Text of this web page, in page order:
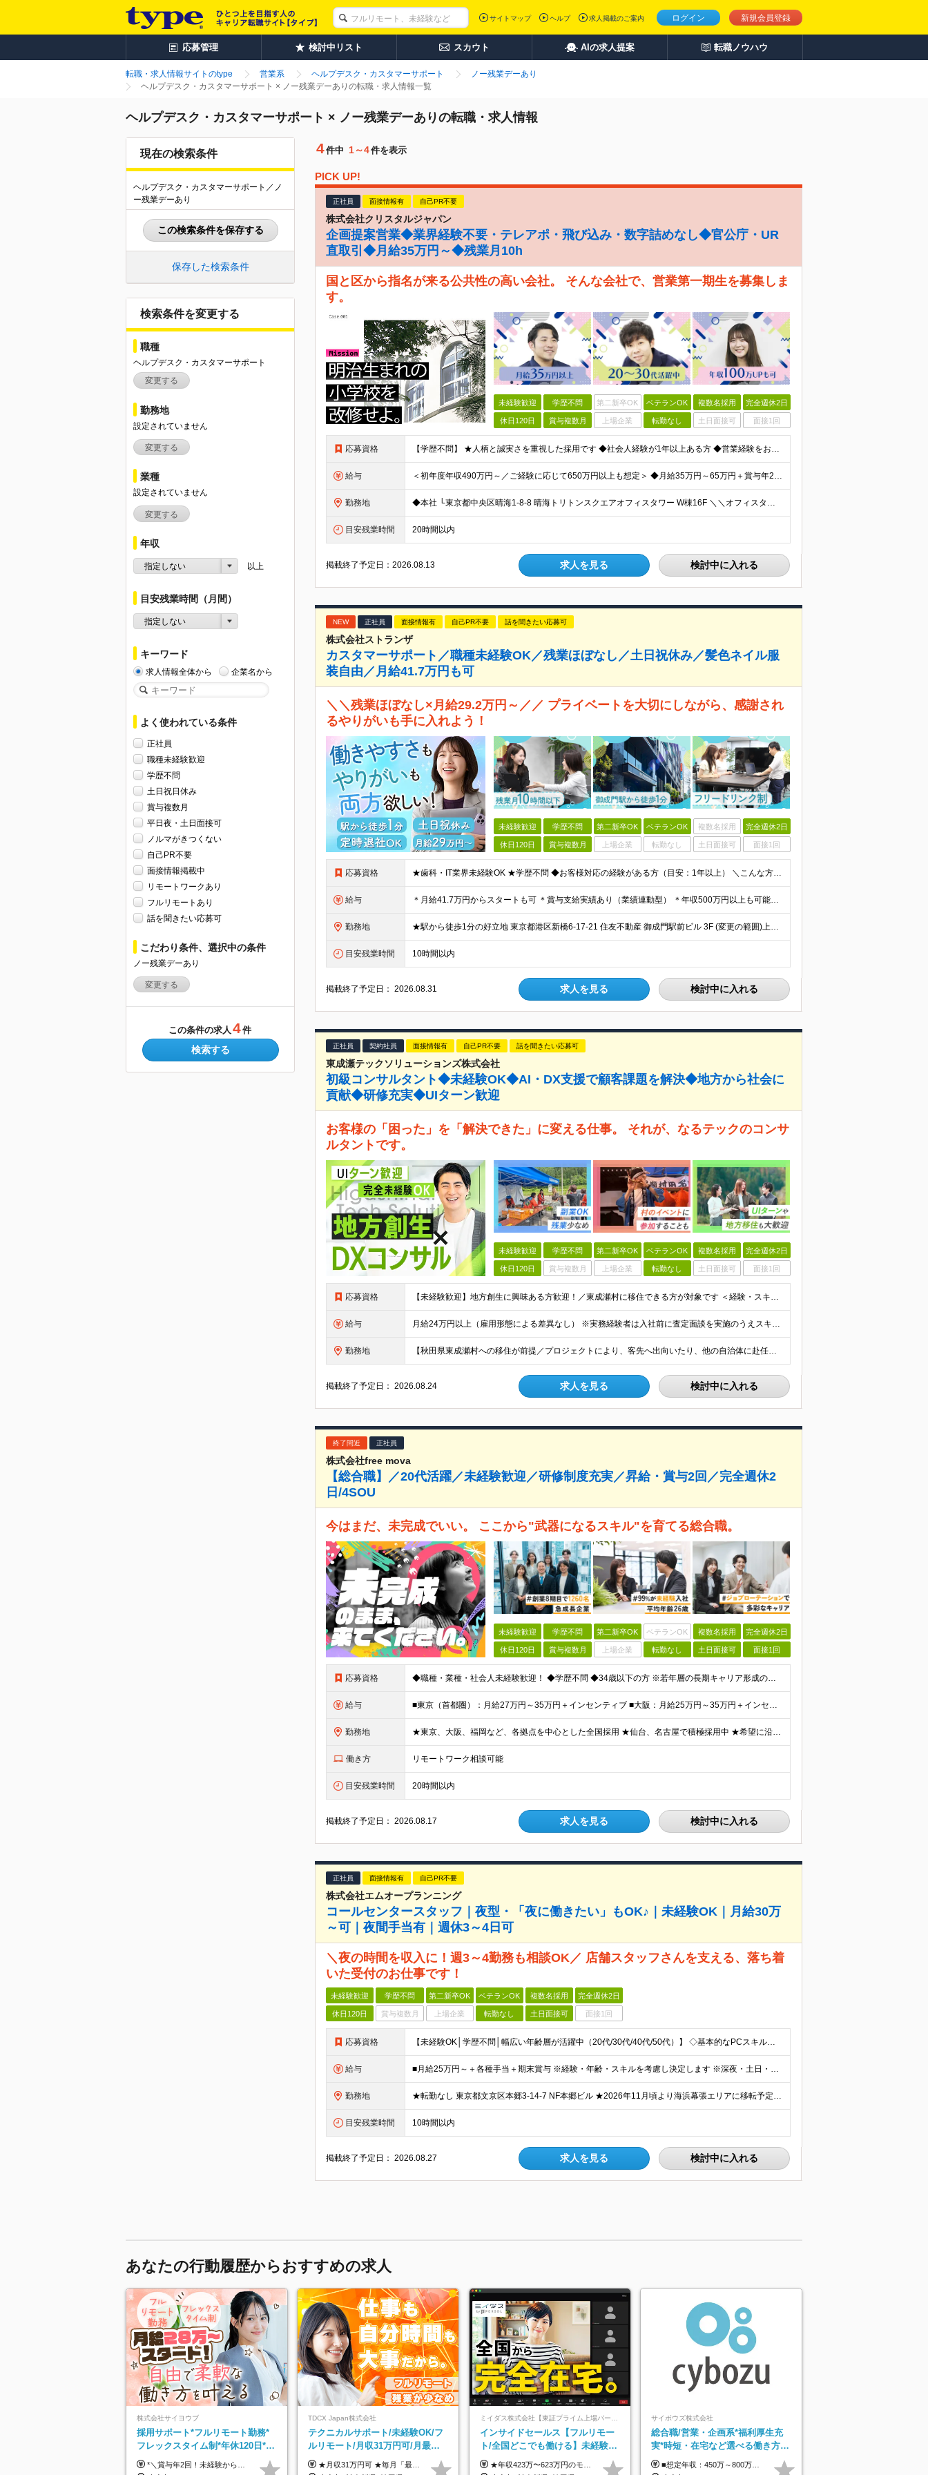
ログイン 新規会員登録
サイトマップ ヘルプ 求人掲載のご案内
応募管理 検討中リスト スカウト AIの求人提案 転職ノウハウ
転職・求人情報サイトのtype 営業系 ヘルプデスク・カスタマーサポート
ノー残業デーあり
ヘルプデスク・カスタマーサポート × ノー残業デーありの転職・求人情報一覧
ヘルプデスク・カスタマーサポート × ノー残業デーありの転職・求人情報
現在の検索条件
ヘルプデスク・カスタマーサポート／ノ
ー残業デーあり
この検索条件を保存する
保存した検索条件
検索条件を変更する
職種
ヘルプデスク・カスタマーサポート
変更する
勤務地
設定されていません
変更する
業種
設定されていません
変更する
年収
指定しない 以上
目安残業時間（月間）
指定しない
キーワード
求人情報全体から 企業名から
よく使われている条件
正社員
職種未経験歓迎
学歴不問
土日祝日休み
賞与複数月
平日夜・土日面接可
ノルマがきつくない
自己PR不要
面接情報掲載中
リモートワークあり
フルリモートあり
話を聞きたい応募可
こだわり条件、選択中の条件
ノー残業デーあり
変更する
この条件の求人 4件
検索する
4件中 1～4件を表示
PICK UP!
正社員 面接情報有 自己PR不要
株式会社クリスタルジャパン
企画提案営業◆業界経験不要・テレアポ・飛び込み・数字詰めなし◆官公庁・UR
直取引◆月給35万円～◆残業月10h
国と区から指名が来る公共性の高い会社。 そんな会社で、営業第一期生を募集しま
す。
未経験歓迎 学歴不問 第二新卒OK ベテランOK 複数名採用 完全週休2日
休日120日 賞与複数月 上場企業 転勤なし 土日面接可 面接1回
応募資格 【学歴不問】 ★人柄と誠実さを重視した採用です ◆社会人経験が1年以上ある方 ◆営業経験をお持ちの方は優遇します（法人・個人、業界・商材は不問） ※業界知識・建築知識は不要です。入社後に案件と先輩
給与 ＜初年度年収490万円～／ご経験に応じて650万円以上も想定＞ ◆月給35万円～65万円＋賞与年2回（7月・12月） 【なぜこの給与を払えるのか】 UR都市機構様・日本郵政様・官公庁との直取引で中間
勤務地 ◆本社 └東京都中央区晴海1-8-8 晴海トリトンスクエアオフィスタワー W棟16F ＼＼オフィスタワー内には商業施設が多数併設／／ カフェやレストラン、コンビニやスーパー、 100円ショップなど様
目安残業時間 20時間以内
掲載終了予定日：2026.08.13 求人を見る 検討中に入れる
NEW 正社員 面接情報有 自己PR不要 話を聞きたい応募可
株式会社ストランザ
カスタマーサポート／職種未経験OK／残業ほぼなし／土日祝休み／髪色ネイル服
装自由／月給41.7万円も可
＼＼残業ほぼなし×月給29.2万円～／／ プライベートを大切にしながら、感謝され
るやりがいも手に入れよう！
未経験歓迎 学歴不問 第二新卒OK ベテランOK 複数名採用 完全週休2日
休日120日 賞与複数月 上場企業 転勤なし 土日面接可 面接1回
応募資格 ★歯科・IT業界未経験OK ★学歴不問 ◆お客様対応の経験がある方（目安：1年以上） ＼こんな方はすぐにご活躍いただけます／ ※必須ではございませんので、ご安心ください！ ◇医科や歯科業界で働いた
給与 ＊月給41.7万円からスタートも可 ＊賞与支給実績あり（業績連動型） ＊年収500万円以上も可能！ 月給292,000円～417,000円 ※月給は経験・スキルを考慮し決定しています ※給与には固
勤務地 ★駅から徒歩1分の好立地 東京都港区新橋6-17-21 住友不動産 御成門駅前ビル 3F (変更の範囲)上記を除く当社関連勤務地
目安残業時間 10時間以内
掲載終了予定日：2026.08.31 求人を見る 検討中に入れる
正社員 契約社員 面接情報有 自己PR不要 話を聞きたい応募可
東成瀬テックソリューションズ株式会社
初級コンサルタント◆未経験OK◆AI・DX支援で顧客課題を解決◆地方から社会に
貢献◆研修充実◆UIターン歓迎
お客様の「困った」を「解決できた」に変える仕事。 それが、なるテックのコンサ
ルタントです。
未経験歓迎 学歴不問 第二新卒OK ベテランOK 複数名採用 完全週休2日
休日120日 賞与複数月 上場企業 転勤なし 土日面接可 面接1回
応募資格 【未経験歓迎】地方創生に興味ある方歓迎！／東成瀬村に移住できる方が対象です ＜経験・スキルは問いません！＞ ★学歴不問 ★IT業界・コンサルタント未経験者も歓迎 ★第二新卒、社会人経験の浅い方もOK
給与 月給24万円以上（雇用形態による差異なし） ※実務経験者は入社前に査定面談を実施のうえスキルや実績をベースに別途提示します。 ※IT・WEB業界の経験が5年以上ある方は、別途査定のうえ給与を決定します
勤務地 【秋田県東成瀬村への移住が前提／プロジェクトにより、客先へ出向いたり、他の自治体に赴任する可能性があります】 秋田県雄勝郡東成瀬村田子内仙人下30-1 東成瀬村山村開発センター内 ★紅茶とコーヒーが無
掲載終了予定日：2026.08.24 求人を見る 検討中に入れる
終了間近 正社員
株式会社free mova
【総合職】／20代活躍／未経験歓迎／研修制度充実／昇給・賞与2回／完全週休2
日/4SOU
今はまだ、未完成でいい。 ここから"武器になるスキル"を育てる総合職。
未経験歓迎 学歴不問 第二新卒OK ベテランOK 複数名採用 完全週休2日
休日120日 賞与複数月 上場企業 転勤なし 土日面接可 面接1回
応募資格 ◆職種・業種・社会人未経験歓迎！ ◆学歴不問 ◆34歳以下の方 ※若年層の長期キャリア形成のため ◎メンバーの99％が未経験入社 ◎人柄・ポテンシャル重視採用 ◎早期から活躍したい方大歓迎 経験や
給与 ■東京（首都圏）：月給27万円～35万円＋インセンティブ ■大阪：月給25万円～35万円＋インセンティブ ■その他地方：月給23万円～35万円＋インセンティブ ※上記の額には下記の固定残業代を含みま
勤務地 ★東京、大阪、福岡など、各拠点を中心とした全国採用 ★仙台、名古屋で積極採用中 ★希望に沿わない転勤なし ★U・Iターン歓迎 ■東京本社 東京都渋谷区道玄坂2-25-12 道玄坂通3階3-1a ■
働き方 リモートワーク相談可能
目安残業時間 20時間以内
掲載終了予定日：2026.08.17 求人を見る 検討中に入れる
正社員 面接情報有 自己PR不要
株式会社エムオープランニング
コールセンタースタッフ｜夜型・「夜に働きたい」もOK♪｜未経験OK｜月給30万
～可｜夜間手当有｜週休3～4日可
＼夜の時間を収入に！週3～4勤務も相談OK／ 店舗スタッフさんを支える、落ち着
いた受付のお仕事です！
未経験歓迎 学歴不問 第二新卒OK ベテランOK 複数名採用 完全週休2日
休日120日 賞与複数月 上場企業 転勤なし 土日面接可 面接1回
応募資格 【未経験OK│学歴不問│幅広い年齢層が活躍中（20代/30代/40代/50代）】 ◇基本的なPCスキル（入力・検索など）をお持ちの方 ＼こんな方を歓迎します／ ◎販売・サービス経験者歓迎（落ち着いた
給与 ■月給25万円～＋各種手当＋期末賞与 ※経験・年齢・スキルを考慮し決定します ※深夜・土日・時間帯手当あり ※22時以降・夜勤・土日出勤で手当加算、月30万円以上も可 ※残業代は1分単位で全額支給し
勤務地 ★転勤なし 東京都文京区本郷3-14-7 NF本郷ビル ★2026年11月頃より海浜幕張エリアに移転予定！ 千葉県千葉市美浜区中瀬1-6 駅から屋根付き通路を利用して通勤可能なため、 雨の日でも
目安残業時間 10時間以内
掲載終了予定日：2026.08.27 求人を見る 検討中に入れる
あなたの行動履歴からおすすめの求人
株式会社サイヨウブ
採用サポート*フルリモート勤務*
フレックスタイム制*年休120日*土
日祝休み*残業ほぼなし*育児中社
員8割以上
*＼賞与年2回！未経験から月給28万円スタート／* ◆月給28万～40万円＋賞与年2回＋各種インセンティブ ※経験・スキルを考慮の上、決定します ※試用期間6ヶ月間あり（期間中は月給26万円～になります。その他待遇等に差異はありません） ※月給には月35時間分の固定残業代含む（月5万4800円/超過分別途支給） ※ほとんどのメンバーが残業ゼロです！フレックスタイム制のため、自分の生活に合わせて調整できます。 ＼希望性で土曜日出勤あり／ お客様より「土曜日に応募者の対応をしてほしい」という ご要望を受けた際に、応募者対応⇒求職者との メッセージのやり取りなど、対応が発生する場合があります。 ※土曜日に出勤いただく場合は ・2時間稼働：4500円 ・4時間稼働：9000円 の給与が発生。勤務時間が4時間超えることは原則ありません。 短期間で高い給与をGETできるチャンスです♪
TDCX Japan株式会社
テクニカルサポート/未経験OK/フ
ルリモート/月収31万円可/月最大3
万のインセンティブ支給/平均年齢
33歳
★月収31万円可 ★毎月「最大3万円」のインセンティブあり 月給266,228円～＋スキル手当（15,000円）＋インセンティブ（月最大3万円） ※月給例（月額最大額）：281,228 円＋残業代発生分 インセンティブを最大まで取得できた場合は、月額最大額：311,228円＋残業代発生分 となります ※経験・スキルなどを考慮し決定します ※残業代は1分単位で支給 ※試用期間3ヵ月あり（契約社員期間も給与・待遇に変更なし） ※インセンティブは効率性、顧客満足、勤怠状況等の結果により毎月金額が決定されます。 ＼”頑張り”はインセンティブで還元！／ 入社3ヶ月目から、目標数字やKPI、勤怠状況、お客様アンケートなどをもとに評価をスタート。 最短4ヶ月目にはインセンティブの支給も可能です！
インサイドセールス【フルリモー
ト/全国どこでも働ける】未経験
OK*土日祝休み*残業少なめ*在宅勤
務手当あり
★年収423万〜623万円のモデルあり（想定時間外手当10時間分含む） ★半年に一度ドカンと支給のボーナスあり（半年に1度最大150万円） 月給25万円〜＋各種手当＋インセンティブ ＊リモートワーク手当（4000円/月） ＊リモートワーク一時金（1万5000円） ＊残業手当全額支給 ※経験・スキルにより月給を決定します ※試用期間：2ヵ月あり。期間中の雇用形態・給与・待遇に変更はありません 《頑張りはインセンティブとして還元！》 当社は5段階の評価制度を導入。 半期に1回の評価で最高ランク（5点）を獲得したメンバーには、 150万円のインセンティブを支給！ これが半年に一度のインセンティブとして支給されるため、 成果を出した分だけまとまった収入を得られる仕組みです。 【固定残業代について】 なし（残業代は、実際の労働時間に応じて別途全額支給）
サイボウズ株式会社
総合職/営業・企画系*福利厚生充
実*時短・在宅など選べる働き方*
賞与年2回
■想定年収：450万～800万円（基本給12ヶ月分＋賞与2ヶ月分） ※上記想定年収はフルタイムの働き方を想定しています。 それ以外の働き方（勤務日数、時短、固定残業時間数の変更など）の場合 上記想定年収の支給を確約するものではありません ※賞与は全社の業績に応じて変動の可能性があります ※ご経験・スキルを考慮のうえ、当社規定により優遇します （試用期間3ヶ月有/給与・待遇に差異なし） ■昇給年1回 ■賞与年2回（2月・8月）